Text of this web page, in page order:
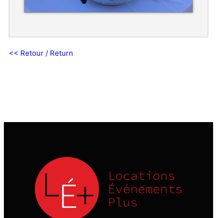
<< Retour / Return